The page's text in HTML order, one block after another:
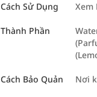
Cách Sử Dụng Xem
Thành Phần
Cách Bảo Quản Nơi